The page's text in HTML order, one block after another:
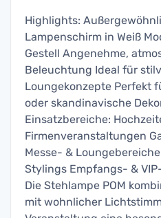
Highlights:
Lampenschirm in Weiß
Gestell Angenehme,
Beleuchtung Ideal für
Loungekonzepte Perfekt
oder skandinavische
Einsatzbereiche:
Firmenveranstaltungen
Messe- &
Stylings Empfangs- &
Die Stehlampe POM
mit wohnlicher